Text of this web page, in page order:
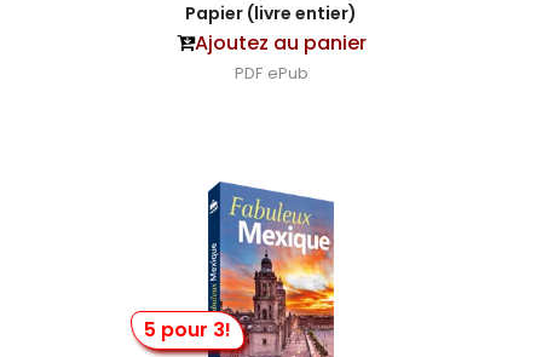
Papier (livre entier)
Ajoutez au panier
PDF ePub
5 pour 3!